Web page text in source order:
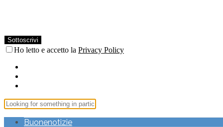
Ho letto e accetto la Privacy Policy
Buonenotizie